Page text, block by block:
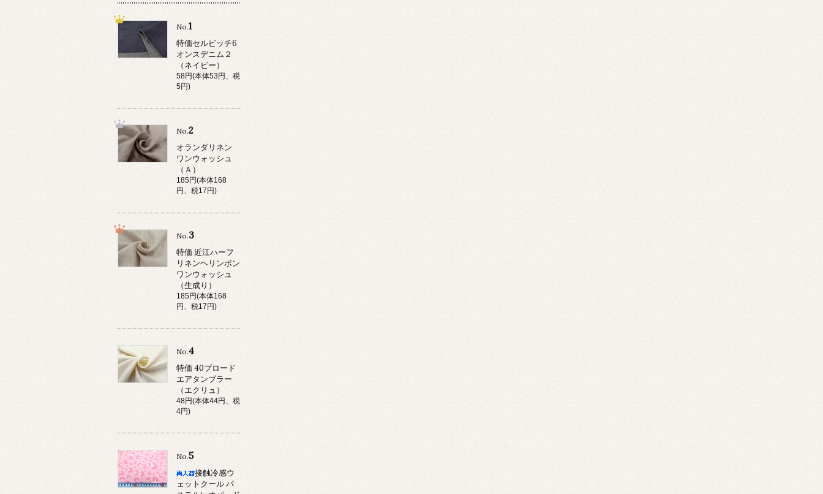
No.1
特価セルビッチ6
オンスデニム２
（ネイビー）
58円(本体53円、税
5円)
No.2
オランダリネン
ワンウォッシュ
（Ａ）
185円(本体168
円、税17円)
No.3
特価 近江ハーフ
リネンヘリンボン
ワンウォッシュ
（生成り）
185円(本体168
円、税17円)
No.4
特価 40ブロード
エアタンブラー
（エクリュ）
48円(本体44円、税
4円)
No.5
接触冷感ウ
ェットクール パ